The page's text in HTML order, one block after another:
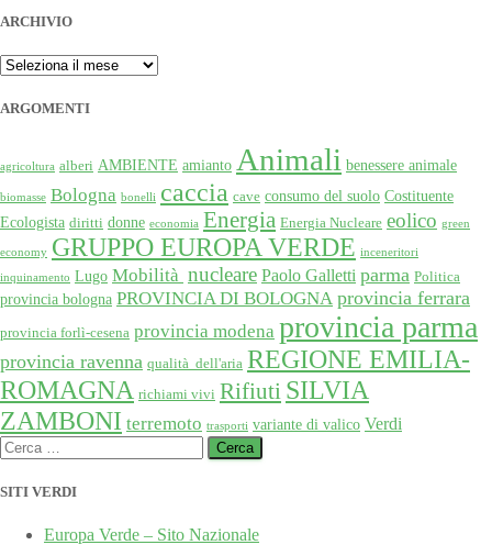
articoli
ARCHIVIO
ARCHIVIO
ARGOMENTI
agricoltura alberi AMBIENTE amianto Animali benessere animale
biomasse Bologna bonelli caccia cave consumo del suolo Costituente
Ecologista diritti donne economia Energia Energia Nucleare eolico green
economy GRUPPO EUROPA VERDE inceneritori
inquinamento Lugo Mobilità nucleare Paolo Galletti parma Politica
provincia bologna PROVINCIA DI BOLOGNA provincia ferrara
provincia forlì-cesena provincia modena provincia parma
provincia ravenna qualità dell'aria REGIONE EMILIA-
ROMAGNA richiami vivi Rifiuti SILVIA
ZAMBONI terremoto trasporti variante di valico Verdi
Ricerca
per:
SITI VERDI
Europa Verde – Sito Nazionale